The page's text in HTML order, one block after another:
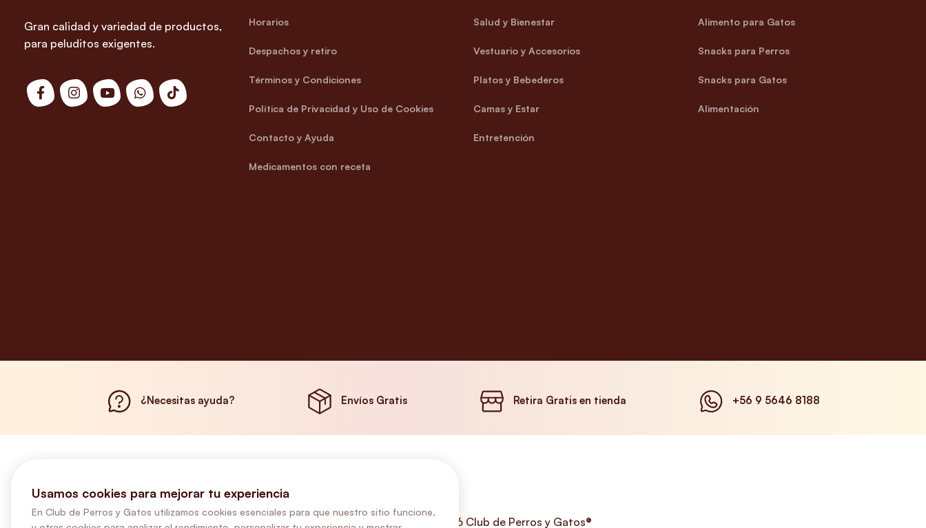
Gran calidad y variedad de productos,
para peluditos exigentes.
Horarios
Despachos y retiro
Términos y Condiciones
Política de Privacidad y Uso de Cookies
Contacto y Ayuda
Medicamentos con receta
Salud y Bienestar
Vestuario y Accesorios
Platos y Bebederos
Camas y Estar
Entretención
Alimento para Gatos
Snacks para Perros
Snacks para Gatos
Alimentación
¿Necesitas ayuda? Envíos Gratis Retira Gratis en tienda +56 9 5646 8188
©2026 Club de Perros y Gatos®
Usamos cookies para mejorar tu experiencia
En Club de Perros y Gatos utilizamos cookies esenciales para que nuestro sitio funcione,